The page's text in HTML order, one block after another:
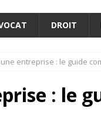
DROIT
entreprise : le guide
: le